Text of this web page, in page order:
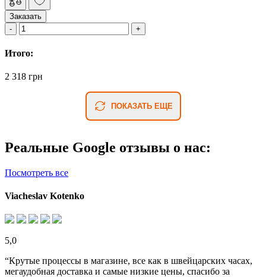
Заказать
Итого:
2 318 грн
ПОКАЗАТЬ ЕЩЕ
Реальные Google отзывы о нас:
Посмотреть все
Viacheslav Kotenko
5,0
“Крутые процессы в магазине, все как в швейцарских часах,
мегаудобная доставка и самые низкие цены, спасибо за